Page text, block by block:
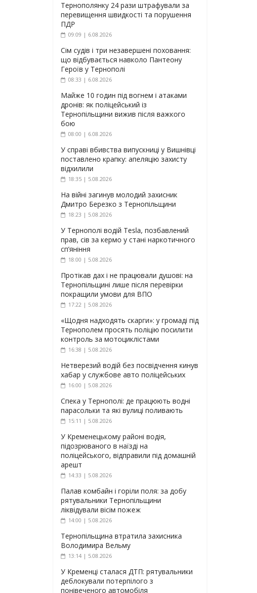
Тернополянку 24 рази штрафували за
перевищення швидкості та порушення
ПДР
09:09 | 6.08.2026
Сім судів і три незавершені поховання:
що відбувається навколо Пантеону
Героїв у Тернополі
08:33 | 6.08.2026
Майже 10 годин під вогнем і атаками
дронів: як поліцейський із
Тернопільщини вижив після важкого
бою
08:00 | 6.08.2026
У справі вбивства випускниці у Вишнівці
поставлено крапку: апеляцію захисту
відхилили
18:35 | 5.08.2026
На війні загинув молодий захисник
Дмитро Березко з Тернопільщини
18:23 | 5.08.2026
У Тернополі водій Tesla, позбавлений
прав, сів за кермо у стані наркотичного
сп’яніння
18:00 | 5.08.2026
Протікав дах і не працювали душові: на
Тернопільщині лише після перевірки
покращили умови для ВПО
17:22 | 5.08.2026
«Щодня надходять скарги»: у громаді під
Тернополем просять поліцію посилити
контроль за мотоциклістами
16:38 | 5.08.2026
Нетверезий водій без посвідчення кинув
хабар у службове авто поліцейських
16:00 | 5.08.2026
Спека у Тернополі: де працюють водні
парасольки та які вулиці поливають
15:11 | 5.08.2026
У Кременецькому районі водія,
підозрюваного в наїзді на
поліцейського, відправили під домашній
арешт
14:33 | 5.08.2026
Палав комбайн і горіли поля: за добу
рятувальники Тернопільщини
ліквідували вісім пожеж
14:00 | 5.08.2026
Тернопільщина втратила захисника
Володимира Вельму
13:14 | 5.08.2026
У Кременці сталася ДТП: рятувальники
деблокували потерпілого з
понівеченого автомобіля